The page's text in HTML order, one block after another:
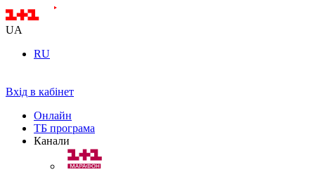
UA
RU
Вхід в кабінет
Онлайн
ТБ програма
Канали